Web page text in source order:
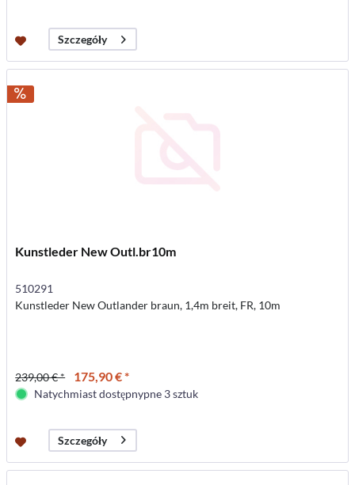
Szczegóły
Kunstleder New Outl.br10m
510291
Kunstleder New Outlander braun, 1,4m breit, FR, 10m
239,00 € * 175,90 € *
Natychmiast dostępnypne 3 sztuk
Szczegóły